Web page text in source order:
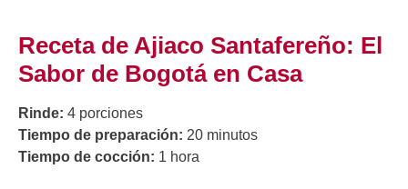
Receta de Ajiaco Santafereño: El
Sabor de Bogotá en Casa
Rinde: 4 porciones
Tiempo de preparación: 20 minutos
Tiempo de cocción: 1 hora